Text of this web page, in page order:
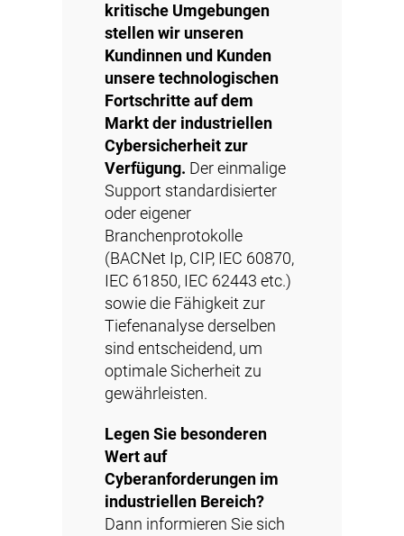
kritische Umgebungen
stellen wir unseren
Kundinnen und Kunden
unsere technologischen
Fortschritte auf dem
Markt der industriellen
Cybersicherheit zur
Verfügung. Der einmalige
Support standardisierter
oder eigener
Branchenprotokolle
(BACNet Ip, CIP, IEC 60870,
IEC 61850, IEC 62443 etc.)
sowie die Fähigkeit zur
Tiefenanalyse derselben
sind entscheidend, um
optimale Sicherheit zu
gewährleisten.
Legen Sie besonderen
Wert auf
Cyberanforderungen im
industriellen Bereich?
Dann informieren Sie sich